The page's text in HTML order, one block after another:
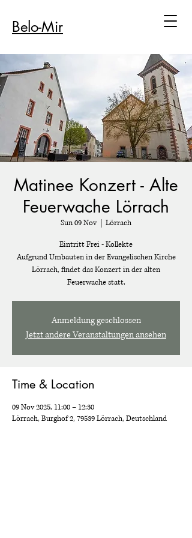
Belo-Mir
Matinee Konzert - Alte
Feuerwache Lörrach
Sun 09 Nov
  |
Lörrach
Eintritt Frei - Kollekte
Aufgrund Umbauten in der Evangelischen Kirche
Lörrach, findet das Konzert in der alten
Feuerwache statt.
Anmeldung geschlossen
Jetzt andere Veranstaltungen ansehen
Time & Location
09 Nov 2025, 11:00 – 12:30
Lörrach, Burghof 2, 79539 Lörrach, Deutschland